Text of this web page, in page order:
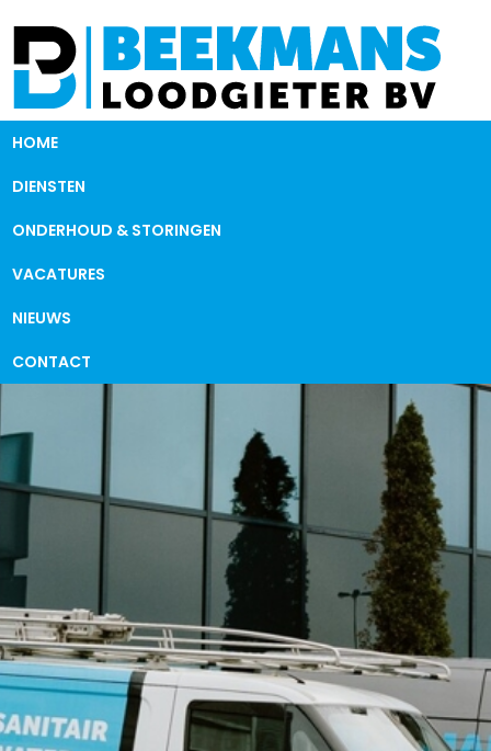
HOME
DIENSTEN
ONDERHOUD & STORINGEN
VACATURES
NIEUWS
CONTACT